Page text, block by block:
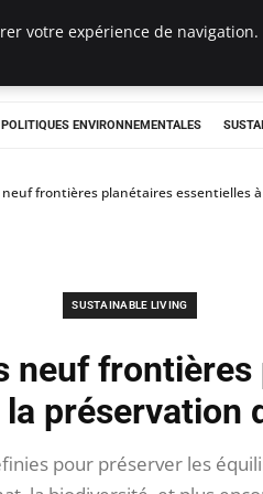
POLITIQUES ENVIRONNEMENTALES
neuf frontières planétaires essentielles
SUSTAINABLE LIVING
neuf
préservation
pour préserver les
votre expérience de